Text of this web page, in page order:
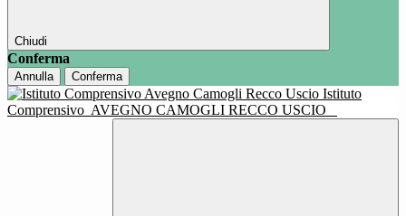
Chiudi
Conferma
Annulla Conferma
Istituto
Comprensivo AVEGNO CAMOGLI RECCO USCIO